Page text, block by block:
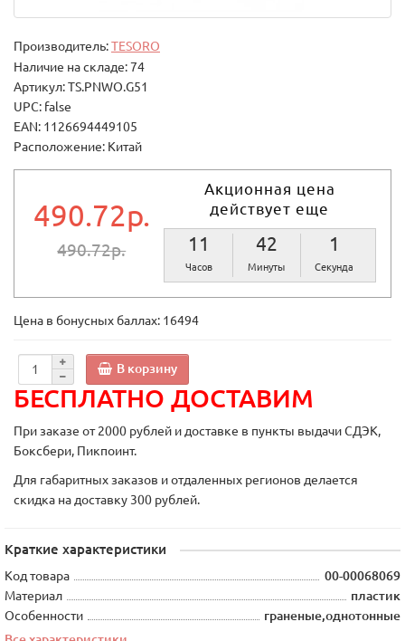
Производитель:TESORO
Наличие на складе: 74
Артикул: TS.PNWO.G51
UPC: false
EAN: 1126694449105
Расположение: Китай
490.72р.
490.72р.
Акционная цена
действует еще
11
Часов
42
Минуты
0
Секунд
Цена в бонусных баллах: 16494
В корзину
БЕСПЛАТНО ДОСТАВИМ
При заказе от 2000 рублей и доставке в пункты выдачи СДЭК,
Боксбери, Пикпоинт.
Для габаритных заказов и отдаленных регионов делается
скидка на доставку 300 рублей.
Краткие характеристики
Код товара
00-00068069
Материал
пластик
Особенности
граненые,однотонные